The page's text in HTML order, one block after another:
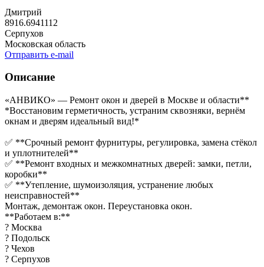
Дмитрий
8916.6941112
Серпухов
Московская область
Отправить e-mail
Описание
«АНВИКО» — Ремонт окон и дверей в Москве и области**
*Восстановим герметичность, устраним сквозняки, вернём
окнам и дверям идеальный вид!*
✅ **Срочный ремонт фурнитуры, регулировка, замена стёкол
и уплотнителей**
✅ **Ремонт входных и межкомнатных дверей: замки, петли,
коробки**
✅ **Утепление, шумоизоляция, устранение любых
неисправностей**
Монтаж, демонтаж окон. Переустановка окон.
**Работаем в:**
? Москва
? Подольск
? Чехов
? Серпухов